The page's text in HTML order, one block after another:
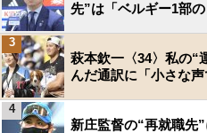
先”は「ベルギー1部
萩本欽一〈34〉私の
んだ通訳に「小さな声
3
新庄監督の“再就職先
4